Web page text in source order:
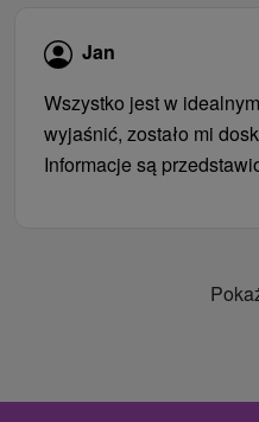
Jan
Wszystko jest w
wyjaśnić, zostało mi
Informacje są